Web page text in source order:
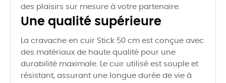
des plaisirs sur mesure à votre partenaire.
Une qualité supérieure
La cravache en cuir Stick 50 cm est conçue avec
des matériaux de haute qualité pour une
durabilité maximale. Le cuir utilisé est souple et
résistant, assurant une longue durée de vie à